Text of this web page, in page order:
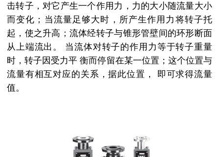
击转子，对它产生一个作用力，力的大小随流量大小
而变化；当流量足够大时，所产生作用力将转子托
起，使之升高；流体经转子与锥形管壁间的环形断面
从上端流出。
当流体对转子的作用力等于转子重量
时，转子因受力平 衡而停留在某一位置；这个位置与
流量有相互对应的关系，据此位置，
即可求得流量
值。